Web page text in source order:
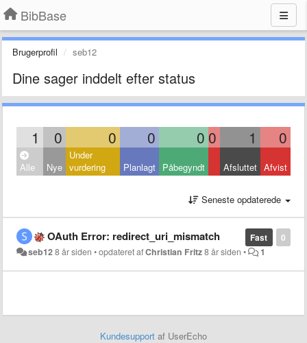
BibBase
Brugerprofil seb12
Dine sager inddelt efter status
1 0 0 0 0 0 1 0
Alle Nye
Under
vurdering
Planlagt Påbegyndt Afsluttet Afvist
Seneste opdaterede
0
Fast
OAuth Error: redirect_uri_mismatch
seb128 år siden •opdateret afChristian Fritz8 år siden • 1
Kundesupport af UserEcho